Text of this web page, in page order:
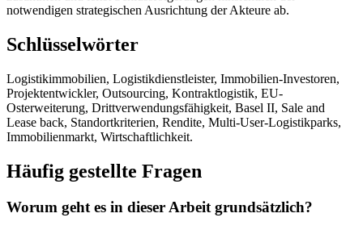
notwendigen strategischen Ausrichtung der Akteure ab.
Schlüsselwörter
Logistikimmobilien, Logistikdienstleister, Immobilien-Investoren,
Projektentwickler, Outsourcing, Kontraktlogistik, EU-
Osterweiterung, Drittverwendungsfähigkeit, Basel II, Sale and
Lease back, Standortkriterien, Rendite, Multi-User-Logistikparks,
Immobilienmarkt, Wirtschaftlichkeit.
Häufig gestellte Fragen
Worum geht es in dieser Arbeit grundsätzlich?